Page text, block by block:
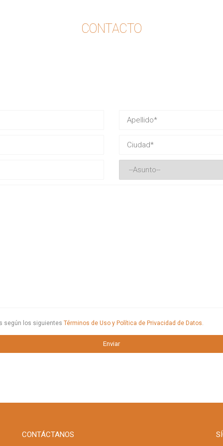
CONTACTO
según los siguientes Términos de Uso y Política de Privacidad de Datos.
CONTÁCTANOS